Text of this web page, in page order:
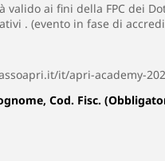
valido ai fini della FPC dei
. (evento in fase di
it/apri-academy-
Cod. Fisc.